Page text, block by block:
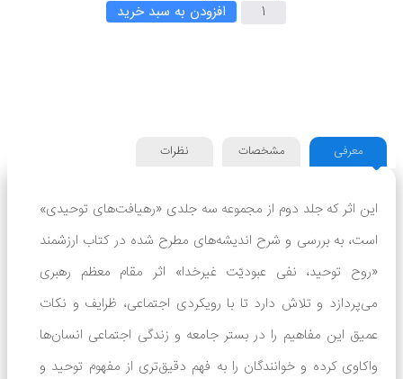
افزودن به سبد خرید
معرفی مشخصات نظرات
این اثر که جلد دوم از مجموعه سه جلدی «رهیافت‌های توحیدی»
است، به بررسی و شرح اندیشه‌های مطرح شده در کتاب ارزشمند
«روح توحید، نفی عبودیّت غیرخدا» اثر مقام معظم رهبری
می‌پردازد و تلاش دارد تا با رویکردی اجتماعی، ظرایف و نکات
عمیق این مفاهیم را در بستر جامعه و زندگی اجتماعی انسان‌ها
واکاوی کرده و خوانندگان را به فهم دقیق‌تری از مفهوم توحید و